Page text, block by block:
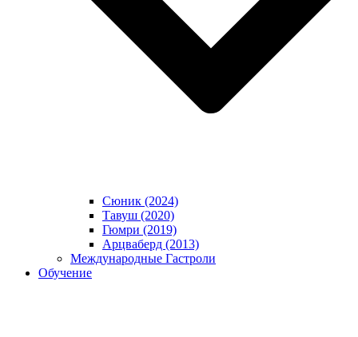
Сюник (2024)
Тавуш (2020)
Гюмри (2019)
Арцваберд (2013)
Международные Гастроли
Обучение